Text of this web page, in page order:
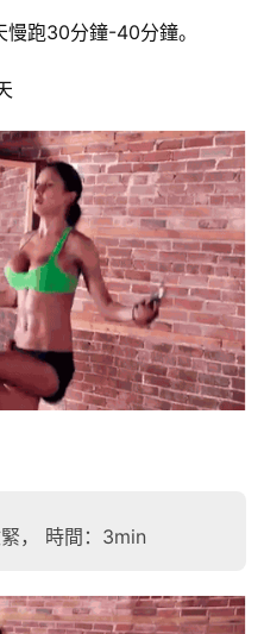
跑30分鐘-40分鐘。
， 時間：3min